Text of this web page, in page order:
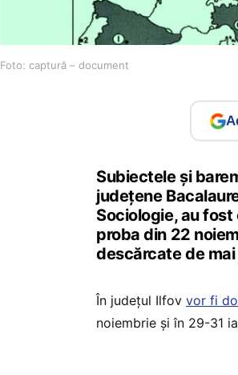
Foto: captură – document
Subiectele și
județene
Sociologie, au
proba din 22
descărcate de
În județul Ilfov vor fi
noiembrie și în 29-31